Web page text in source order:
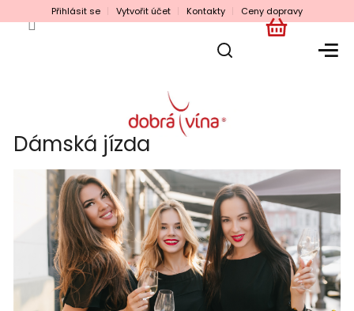
na
Přihlásit se Vytvořit účet Kontakty Ceny dopravy
NÁKUPNÍ
Dámská jízda